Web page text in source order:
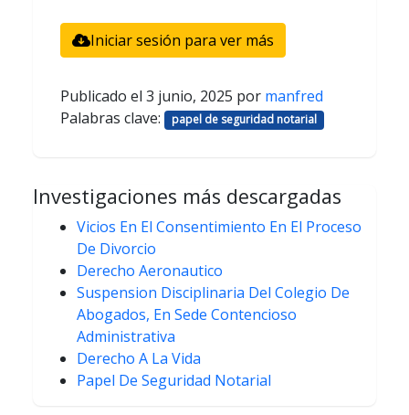
Iniciar sesión para ver más
Publicado el 3 junio, 2025 por manfred
Palabras clave:
papel de seguridad notarial
Investigaciones más descargadas
Vicios En El Consentimiento En El Proceso
De Divorcio
Derecho Aeronautico
Suspension Disciplinaria Del Colegio De
Abogados, En Sede Contencioso
Administrativa
Derecho A La Vida
Papel De Seguridad Notarial